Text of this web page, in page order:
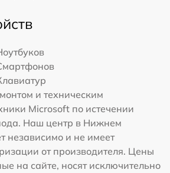
и техническим
Microsoft по истечении
Наш центр в Нижнем
независимо и не имеет
от производителя. Цены
на сайте, носят исключительно